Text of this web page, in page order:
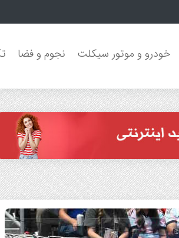
خودرو و موتور سیکلت نجوم و فضا